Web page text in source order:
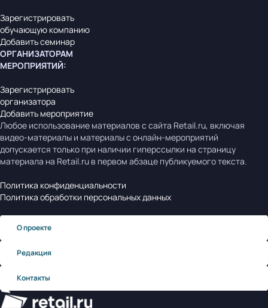
Зарегистрировать
обучающую компанию
Добавить семинар
ОРГАНИЗАТОРАМ
МЕРОПРИЯТИЙ:
Зарегистрировать
организатора
Добавить мероприятие
Любое использование материалов с сайта Retail.ru, включая
видео-материалы и материалы с онлайн-мероприятий
допускается только при наличии гиперссылки на страницу
материала на Retail.ru в первом абзаце публикуемого текста.
Политика конфиденциальности
Политика обработки персональных данных
О проекте
Редакция
Контакты